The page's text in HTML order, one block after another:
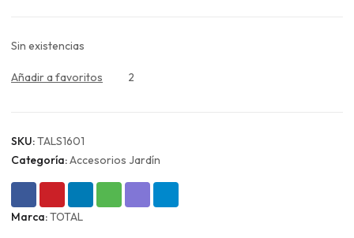
Sin existencias
Añadir a favoritos 2
SKU:TALS1601
Categoría:Accesorios Jardín
Marca:TOTAL